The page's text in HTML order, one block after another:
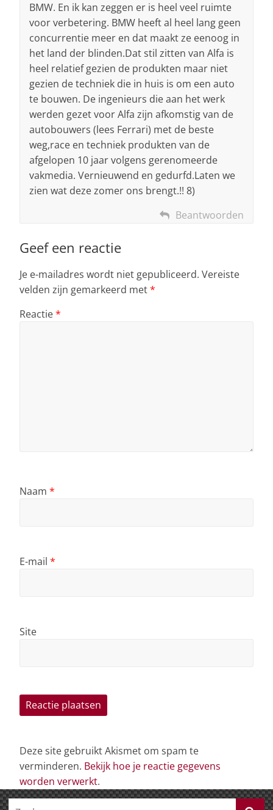
BMW. En ik kan zeggen er is heel veel ruimte
voor verbetering. BMW heeft al heel lang geen
concurrentie meer en dat maakt ze eenoog in
het land der blinden.Dat stil zitten van Alfa is
heel relatief gezien de produkten maar niet
gezien de techniek die in huis is om een auto
te bouwen. De ingenieurs die aan het werk
werden gezet voor Alfa zijn afkomstig van de
autobouwers (lees Ferrari) met de beste
weg,race en techniek produkten van de
afgelopen 10 jaar volgens gerenomeerde
vakmedia. Vernieuwend en gedurfd.Laten we
zien wat deze zomer ons brengt.!! 8)
Beantwoorden
Geef een reactie
Je e-mailadres wordt niet gepubliceerd. Vereiste
velden zijn gemarkeerd met*
Reactie*
Naam *
E-mail *
Site
Deze site gebruikt Akismet om spam te
verminderen. Bekijk hoe je reactie gegevens
worden verwerkt.